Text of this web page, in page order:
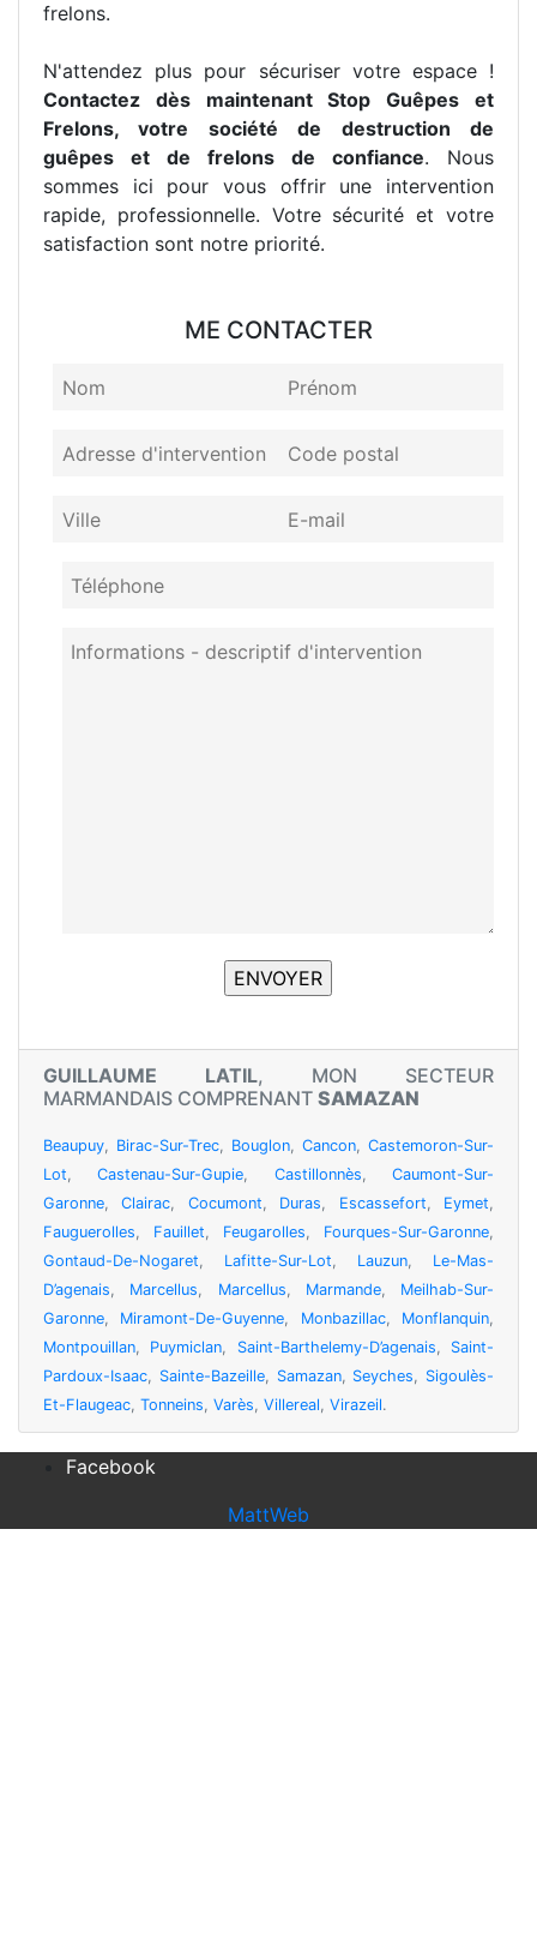
frelons.
N'attendez plus pour sécuriser votre espace !
Contactez dès maintenant Stop Guêpes et
Frelons, votre société de destruction de
guêpes et de frelons de confiance. Nous
sommes ici pour vous offrir une intervention
rapide, professionnelle. Votre sécurité et votre
satisfaction sont notre priorité.
ME CONTACTER
GUILLAUME LATIL, MON SECTEUR
MARMANDAIS COMPRENANT SAMAZAN
Beaupuy, Birac-Sur-Trec, Bouglon, Cancon, Castemoron-Sur-
Lot,Castenau-Sur-Gupie, Castillonnès,Caumont-Sur-
Garonne,Clairac, Cocumont, Duras, Escassefort, Eymet,
Fauguerolles, Fauillet, Feugarolles, Fourques-Sur-Garonne,
Gontaud-De-Nogaret, Lafitte-Sur-Lot, Lauzun, Le-Mas-
D’agenais, Marcellus, Marcellus, Marmande, Meilhab-Sur-
Garonne, Miramont-De-Guyenne, Monbazillac, Monflanquin,
Montpouillan, Puymiclan, Saint-Barthelemy-D’agenais, Saint-
Pardoux-Isaac, Sainte-Bazeille, Samazan, Seyches, Sigoulès-
Et-Flaugeac, Tonneins, Varès, Villereal, Virazeil.
Facebook
MattWeb